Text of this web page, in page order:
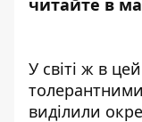
читайте в
У світі ж в
виділили